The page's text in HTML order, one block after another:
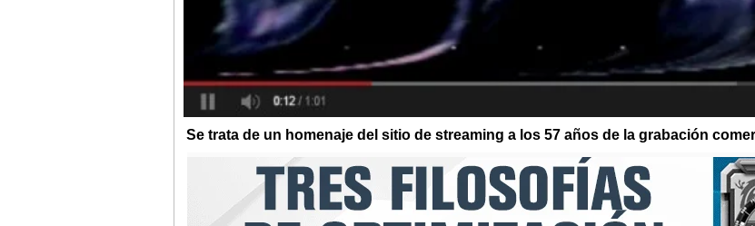
Se trata de un homenaje del sitio de streaming a los 57 años de la grabación